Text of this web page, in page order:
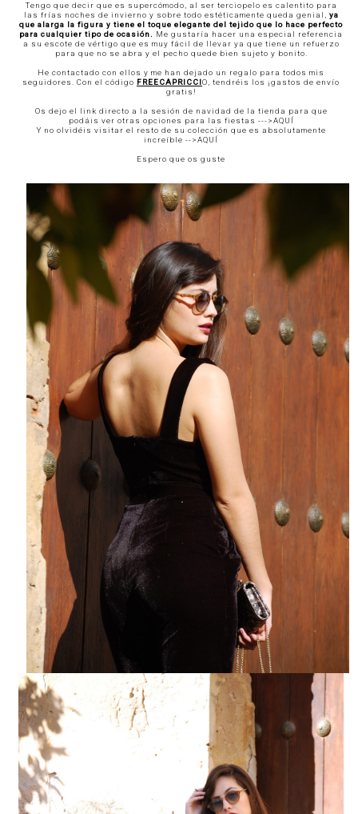
Tengo que decir que es supercómodo, al ser terciopelo es calentito para
las frías noches de invierno y sobre todo estéticamente queda genial, ya
que alarga la figura y tiene el toque elegante del tejido que lo hace perfecto
para cualquier tipo de ocasión. Me gustaría hacer una especial referencia
a su escote de vértigo que es muy fácil de llevar ya que tiene un refuerzo
para que no se abra y el pecho quede bien sujeto y bonito.
He contactado con ellos y me han dejado un regalo para todos mis
seguidores. Con el código FREECAPRICCI O, tendréis los ¡gastos de envío
gratis!
Os dejo el link directo a la sesión de navidad de la tienda para que
podáis ver otras opciones para las fiestas --->AQUÍ
Y no olvidéis visitar el resto de su colección que es absolutamente
increíble -->AQUÍ
Espero que os guste